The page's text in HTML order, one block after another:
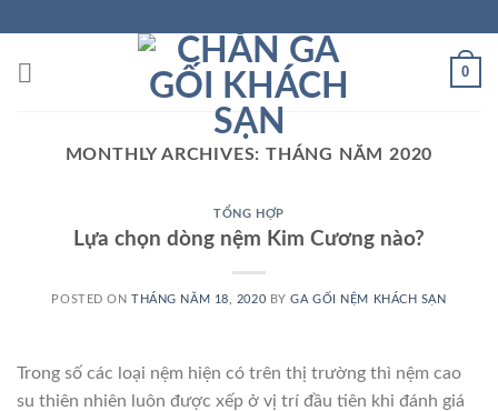
content
0
MONTHLY ARCHIVES:THÁNG NĂM 2020
TỔNG HỢP
Lựa chọn dòng nệm Kim Cương nào?
POSTED ONTHÁNG NĂM 18, 2020 BYGA GỐI NỆM KHÁCH SẠN
Trong số các loại nệm hiện có trên thị trường thì nệm cao
su thiên nhiên luôn được xếp ở vị trí đầu tiên khi đánh giá